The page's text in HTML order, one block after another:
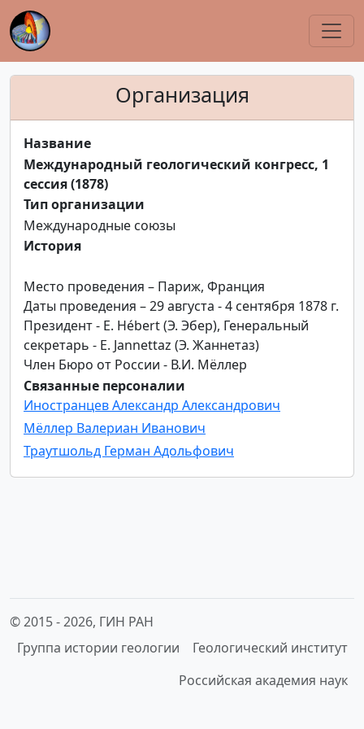
Организация
Название
Международный геологический конгресс, 1
сессия (1878)
Тип организации
Международные союзы
История
Место проведения – Париж, Франция
Даты проведения – 29 августа - 4 сентября 1878 г.
Президент - E. Hébert (Э. Эбер), Генеральный
секретарь - E. Jannettaz (Э. Жаннетаз)
Член Бюро от России - В.И. Мёллер
Связанные персоналии
Иностранцев Александр Александрович
Мёллер Валериан Иванович
Траутшольд Герман Адольфович
© 2015 -2026, ГИН РАН
Группа истории геологии
Геологический институт
Российская академия наук